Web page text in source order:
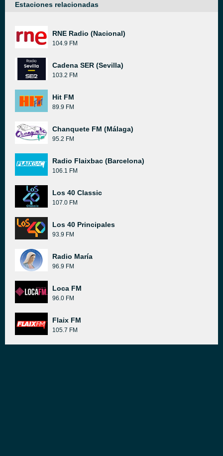
Estaciones relacionadas
RNE Radio (Nacional)
104.9 FM
Cadena SER (Sevilla)
103.2 FM
Hit FM
89.9 FM
Chanquete FM (Málaga)
95.2 FM
Radio Flaixbac (Barcelona)
106.1 FM
Los 40 Classic
107.0 FM
Los 40 Principales
93.9 FM
Radio María
96.9 FM
Loca FM
96.0 FM
Flaix FM
105.7 FM